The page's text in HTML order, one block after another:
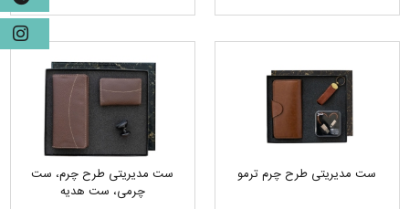
ست مدیریتی طرح چرم ترمو
ست مدیریتی طرح چرم، ست
چرمی، ست هدیه